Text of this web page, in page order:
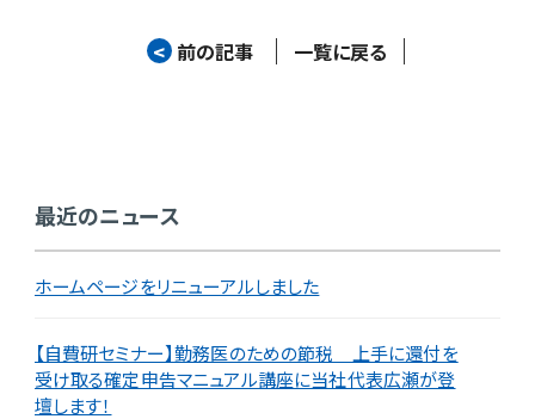
< 前の記事 一覧に戻る
最近のニュース
ホームページをリニューアルしました
【自費研セミナー】勤務医のための節税 上手に還付を
受け取る確定申告マニュアル講座に当社代表広瀬が登
壇します！